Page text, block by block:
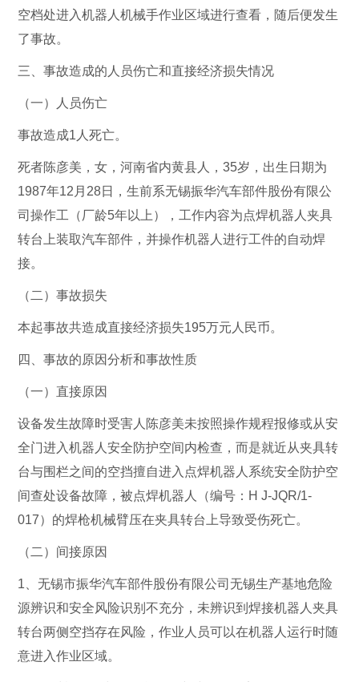
空档处进入机器人机械手作业区域进行查看，随后便发生
了事故。
三、事故造成的人员伤亡和直接经济损失情况
（一）人员伤亡
事故造成1人死亡。
死者陈彦美，女，河南省内黄县人，35岁，出生日期为
1987年12月28日，生前系无锡振华汽车部件股份有限公
司操作工（厂龄5年以上），工作内容为点焊机器人夹具
转台上装取汽车部件，并操作机器人进行工件的自动焊
接。
（二）事故损失
本起事故共造成直接经济损失195万元人民币。
四、事故的原因分析和事故性质
（一）直接原因
设备发生故障时受害人陈彦美未按照操作规程报修或从安
全门进入机器人安全防护空间内检查，而是就近从夹具转
台与围栏之间的空挡擅自进入点焊机器人系统安全防护空
间查处设备故障，被点焊机器人（编号：H J-JQR/1-
017）的焊枪机械臂压在夹具转台上导致受伤死亡。
（二）间接原因
1、无锡市振华汽车部件股份有限公司无锡生产基地危险
源辨识和安全风险识别不充分，未辨识到焊接机器人夹具
转台两侧空挡存在风险，作业人员可以在机器人运行时随
意进入作业区域。